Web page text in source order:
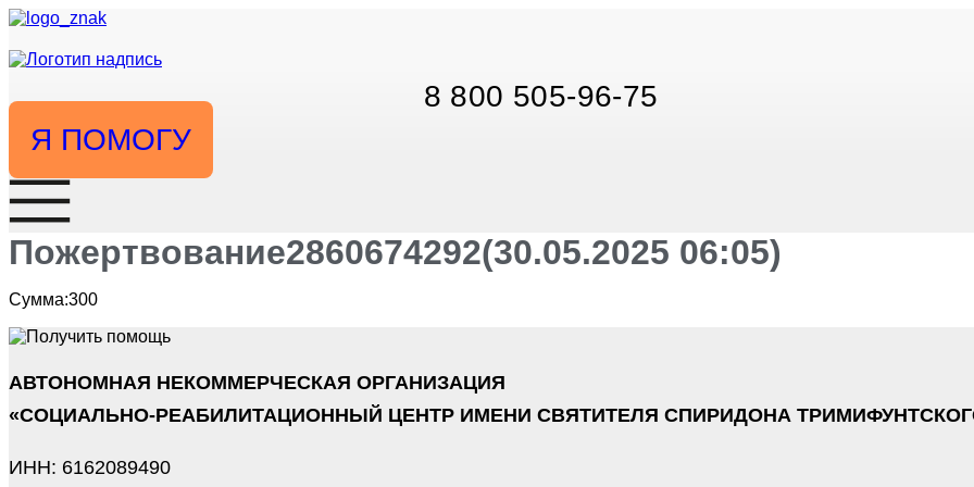
Перейти
содержимому
8 800 505-96-75
Я ПОМОГУ
Пожертвование2860674292(30.05.2025 06:05)
Сумма:300
АВТОНОМНАЯ НЕКОММЕРЧЕСКАЯ ОРГАНИЗАЦИЯ
«СОЦИАЛЬНО-РЕАБИЛИТАЦИОННЫЙ ЦЕНТР ИМЕНИ СВЯТИТЕЛЯ СПИРИДОНА
ИНН: 6162089490